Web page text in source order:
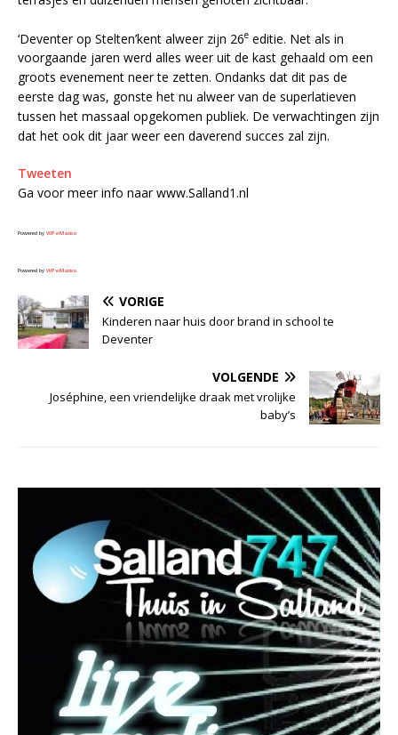
‘Deventer op Stelten’kent alweer zijn 26e editie. Net als in
voorgaande jaren werd alles weer uit de kast gehaald om een
groots evenement neer te zetten. Ondanks dat dit pas de
eerste dag was, gonste het nu alweer van de superlatieven
tussen het massaal opgekomen publiek. De verwachtingen zijn
dat het ook dit jaar weer een daverend succes zal zijn.
Tweeten
Ga voor meer info naar www.Salland1.nl
Powered by WPeMatico
Powered by WPeMatico
VORIGE
Kinderen naar huis door brand in school te
Deventer
VOLGENDE
Joséphine, een vriendelijke draak met vrolijke
baby’s